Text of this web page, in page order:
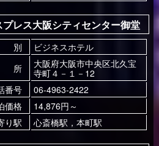
レス大阪シティセンター御堂
別
ビジネスホテル
所
大阪府大阪市中央区北久宝
寺町４－１－12
番号
06-4963-2422
価格
14,876円～
り駅
心斎橋駅，本町駅